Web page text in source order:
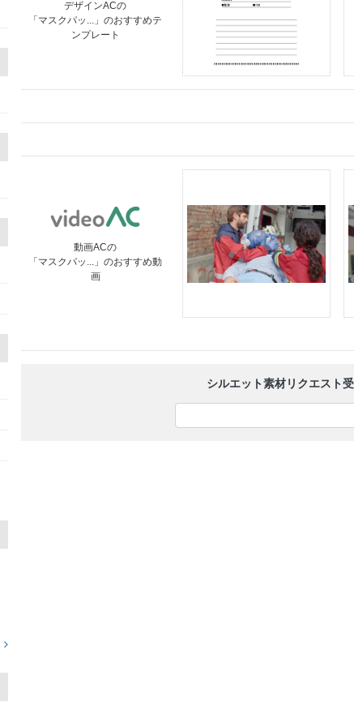
デザインACの
「マスクパッ...」のおすすめテ
ンプレート
動画ACの
「マスクパッ...」のおすすめ動
画
シルエット素材リクエスト